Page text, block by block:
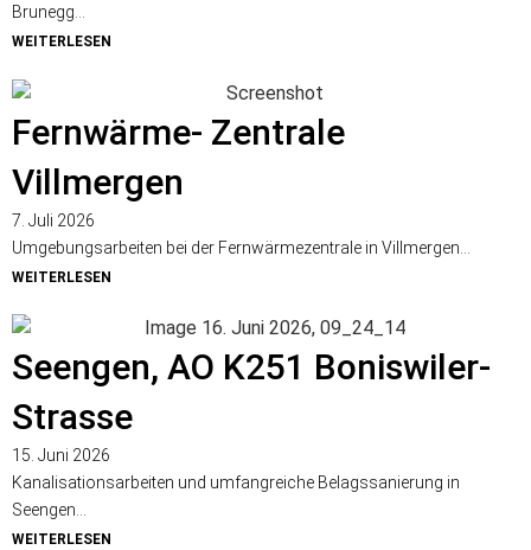
Brunegg...
WEITERLESEN
Fernwärme- Zentrale
Villmergen
7. Juli 2026
Umgebungsarbeiten bei der Fernwärmezentrale in Villmergen...
WEITERLESEN
Seengen, AO K251 Boniswiler-
Strasse
15. Juni 2026
Kanalisationsarbeiten und umfangreiche Belagssanierung in
Seengen...
WEITERLESEN